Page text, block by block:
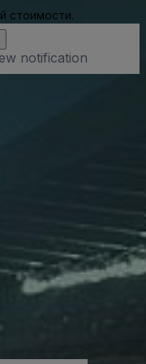
стоимости.
notification